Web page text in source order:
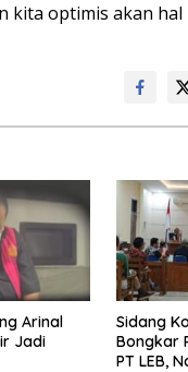
kita optimis akan
Arinal
Jadi
Sidang
Bongkar
PT LEB,